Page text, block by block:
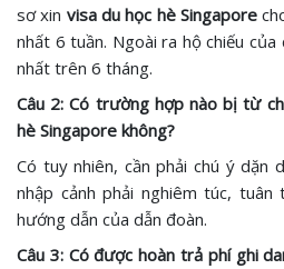
sơ xin visa du học hè Singapore
nhất 6 tuần. Ngoài ra hộ chiếu
nhất trên 6 tháng.
Câu 2: Có trường hợp nào bị từ
hè Singapore không?
Có tuy nhiên, cần phải chú ý dặn
nhập cảnh phải nghiêm túc,
hướng dẫn của dẫn đoàn.
Câu 3: Có được hoàn trả phí ghi